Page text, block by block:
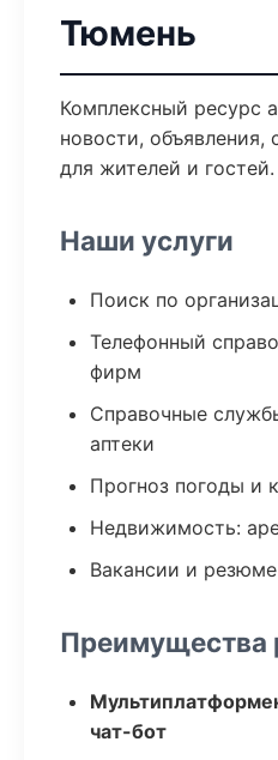
Тюмень
Комплексный ресурс
новости,
для жителей и гостей.
Наши услуги
Поиск по
Телефонный
фирм
Справочные
аптеки
Прогноз погоды и
Недвижимость:
Вакансии и резюме
Преимущества
чат-бот